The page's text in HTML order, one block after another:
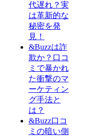
代遅れ？実
は革新的な
秘密を発
見！
&Buzzは詐
欺か？口コ
ミで暴かれ
た衝撃のマ
ーケティン
グ手法と
は？
&Buzz口コ
ミの暗い側